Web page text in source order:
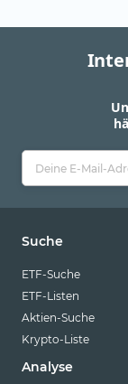
Suche
ETF-Suche
ETF-Listen
Aktien-Suche
Krypto-Liste
Analyse